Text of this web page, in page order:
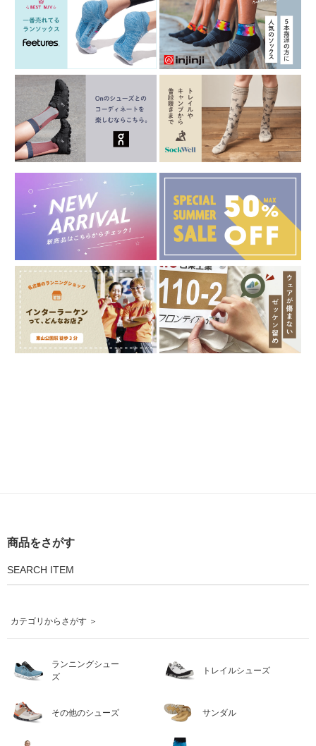
商品をさがす
SEARCH ITEM
カテゴリからさがす ＞
ランニングシュー
ズ
トレイルシューズ
その他のシューズ サンダル